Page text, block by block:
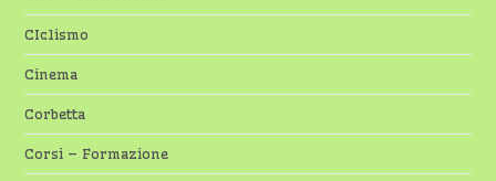
CIclismo
Cinema
Corbetta
Corsi – Formazione